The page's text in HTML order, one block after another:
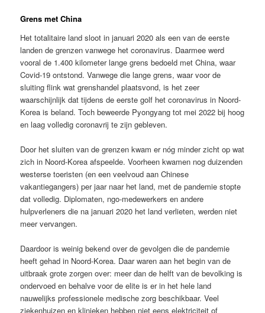
Grens met China
Het totalitaire land sloot in januari 2020 als een van de eerste
landen de grenzen vanwege het coronavirus. Daarmee werd
vooral de 1.400 kilometer lange grens bedoeld met China, waar
Covid-19 ontstond. Vanwege die lange grens, waar voor de
sluiting flink wat grenshandel plaatsvond, is het zeer
waarschijnlijk dat tijdens de eerste golf het coronavirus in Noord-
Korea is beland. Toch beweerde Pyongyang tot mei 2022 bij hoog
en laag volledig coronavrij te zijn gebleven.
Door het sluiten van de grenzen kwam er nóg minder zicht op wat
zich in Noord-Korea afspeelde. Voorheen kwamen nog duizenden
westerse toeristen (en een veelvoud aan Chinese
vakantiegangers) per jaar naar het land, met de pandemie stopte
dat volledig. Diplomaten, ngo-medewerkers en andere
hulpverleners die na januari 2020 het land verlieten, werden niet
meer vervangen.
Daardoor is weinig bekend over de gevolgen die de pandemie
heeft gehad in Noord-Korea. Daar waren aan het begin van de
uitbraak grote zorgen over: meer dan de helft van de bevolking is
ondervoed en behalve voor de elite is er in het hele land
nauwelijks professionele medische zorg beschikbaar. Veel
ziekenhuizen en klinieken hebben niet eens elektriciteit of